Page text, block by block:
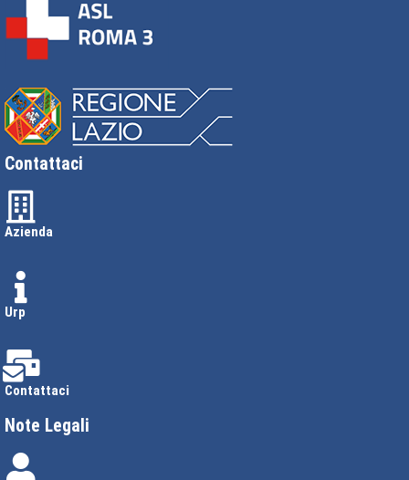
Contattaci
Azienda
Urp
Contattaci
Note Legali